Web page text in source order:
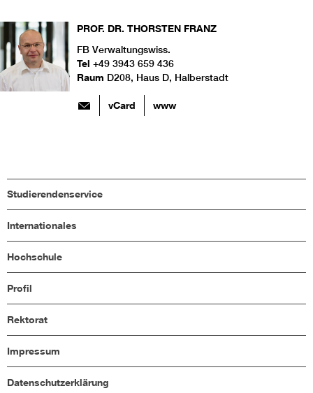
PROF. DR. THORSTEN FRANZ
FB Verwaltungswiss.
Tel +49 3943 659 436
Raum D208, Haus D, Halberstadt
vCard www
Studierendenservice
Internationales
Hochschule
Profil
Rektorat
Impressum
Datenschutzerklärung